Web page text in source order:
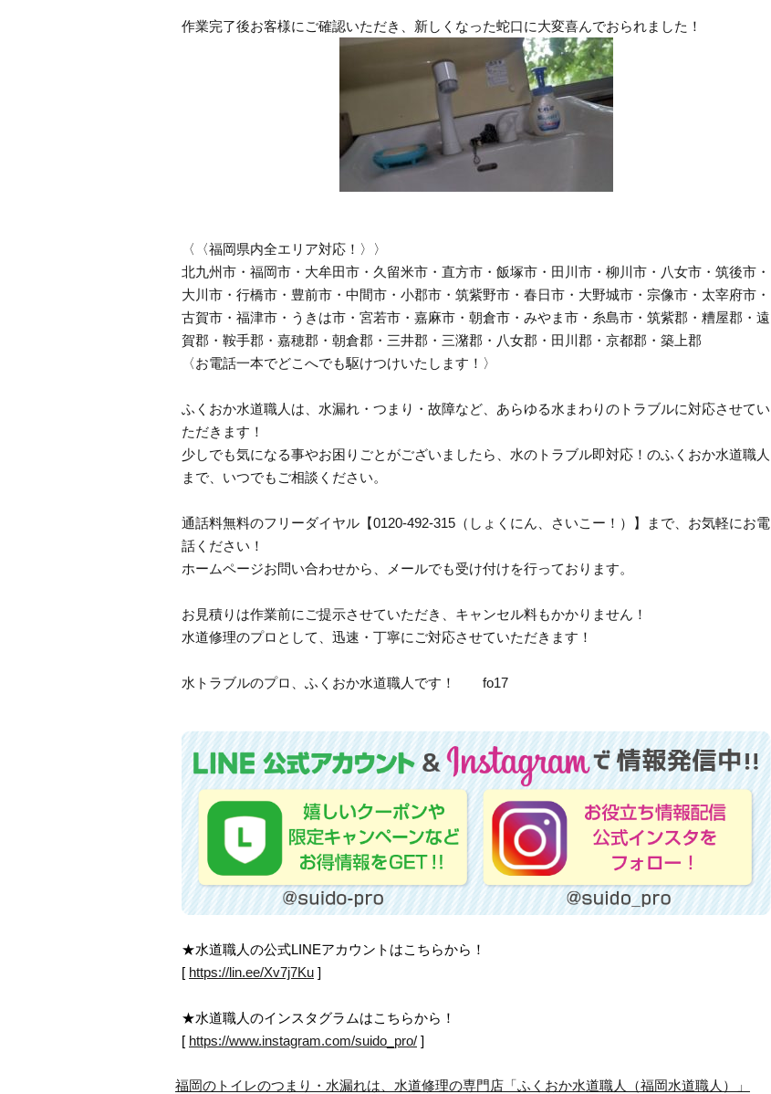
作業完了後お客様にご確認いただき、新しくなった蛇口に大変喜んでおられました！
〈〈福岡県内全エリア対応！〉〉
北九州市・福岡市・大牟田市・久留米市・直方市・飯塚市・田川市・柳川市・八女市・筑後市・
大川市・行橋市・豊前市・中間市・小郡市・筑紫野市・春日市・大野城市・宗像市・太宰府市・
古賀市・福津市・うきは市・宮若市・嘉麻市・朝倉市・みやま市・糸島市・筑紫郡・糟屋郡・遠
賀郡・鞍手郡・嘉穂郡・朝倉郡・三井郡・三潴郡・八女郡・田川郡・京都郡・築上郡
〈お電話一本でどこへでも駆けつけいたします！〉
ふくおか水道職人は、水漏れ・つまり・故障など、あらゆる水まわりのトラブルに対応させてい
ただきます！
少しでも気になる事やお困りごとがございましたら、水のトラブル即対応！のふくおか水道職人
まで、いつでもご相談ください。
通話料無料のフリーダイヤル【0120-492-315（しょくにん、さいこー！）】まで、お気軽にお電
話ください！
ホームページお問い合わせから、メールでも受け付けを行っております。
お見積りは作業前にご提示させていただき、キャンセル料もかかりません！
水道修理のプロとして、迅速・丁寧にご対応させていただきます！
水トラブルのプロ、ふくおか水道職人です！ fo17
★水道職人の公式LINEアカウントはこちらから！
[ https://lin.ee/Xv7j7Ku ]
★水道職人のインスタグラムはこちらから！
[ https://www.instagram.com/suido_pro/ ]
福岡のトイレのつまり・水漏れは、水道修理の専門店「ふくおか水道職人（福岡水道職人）」